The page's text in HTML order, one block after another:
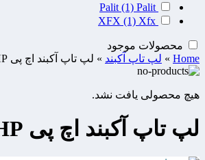
Palit (1) Palit
XFX (1) Xfx
محصولات موجود
Home
» لپ تاپ آکبند » لپ تاپ آکبند اچ پی HP
هیچ محصولی یافت نشد.
لپ تاپ آکبند اچ پی HP